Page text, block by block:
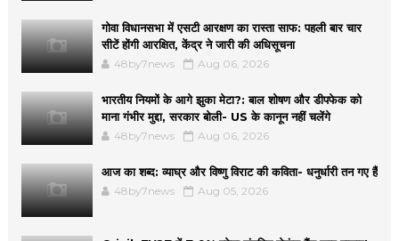
गोवा विधानसभा में एसटी आरक्षण का रास्ता साफ: पहली बार चार
सीटें होंगी आरक्षित, केंद्र ने जारी की अधिसूचना
48by7news Aug 06, 2026
भारतीय नियमों के आगे झुका मेटा?: बाल शोषण और डीपफेक को
माना गंभीर मुद्दा, सरकार बोली- US के कानून नहीं चलेंगे
48by7news Aug 06, 2026
आज का शब्द: व्याघ्र और विष्णु विराट की कविता- धनुर्धारी तन गए हैं
48by7news Aug 05, 2026